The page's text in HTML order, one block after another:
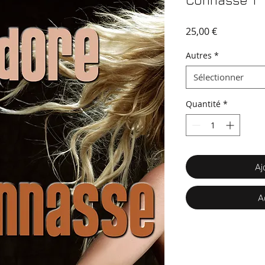
25,00 €Prix
Autres *
Sélectionner
Quantité *